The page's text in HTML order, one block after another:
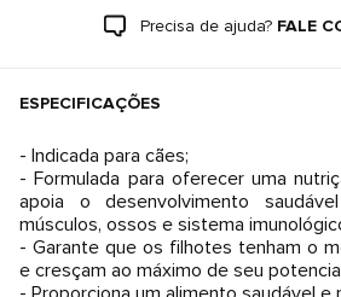
Precisa de ajuda? FALE
ESPECIFICAÇÕES
- Indicada para cães;
- Formulada para oferecer uma
apoia o desenvolvimento
músculos, ossos e sistema
- Garante que os filhotes tenham o
e cresçam ao máximo de seu